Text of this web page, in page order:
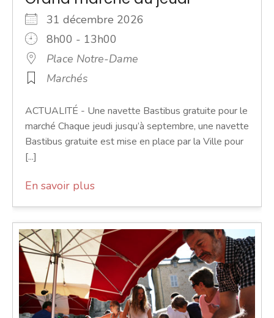
31 décembre 2026
8h00 - 13h00
Place Notre-Dame
Marchés
ACTUALITÉ - Une navette Bastibus gratuite pour le
marché Chaque jeudi jusqu’à septembre, une navette
Bastibus gratuite est mise en place par la Ville pour
[...]
En savoir plus